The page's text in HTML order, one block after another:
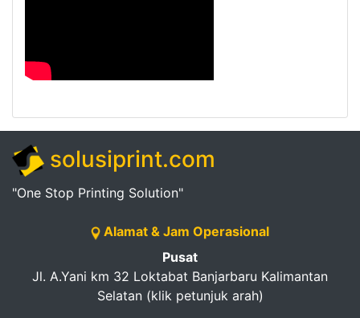
solusiprint.com
"One Stop Printing Solution"
Alamat & Jam Operasional
Pusat
Jl. A.Yani km 32 Loktabat Banjarbaru Kalimantan
Selatan (klik petunjuk arah)